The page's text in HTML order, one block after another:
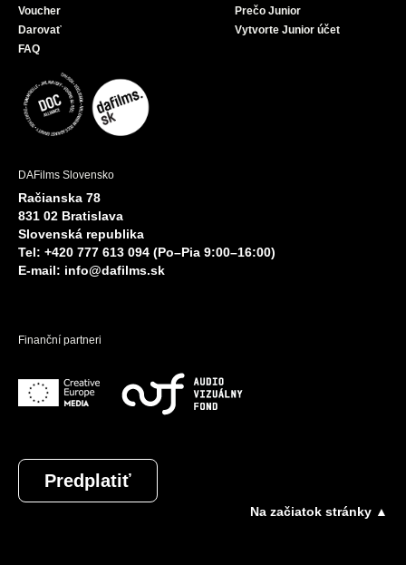
Voucher
Darovať
FAQ
Prečo Junior
Vytvorte Junior účet
DAFilms Slovensko
Račianska 78
831 02 Bratislava
Slovenská republika
Tel: +420 777 613 094 (Po–Pia 9:00–16:00)
E-mail: info@dafilms.sk
Finanční partneri
Predplatiť
Na začiatok stránky ▲